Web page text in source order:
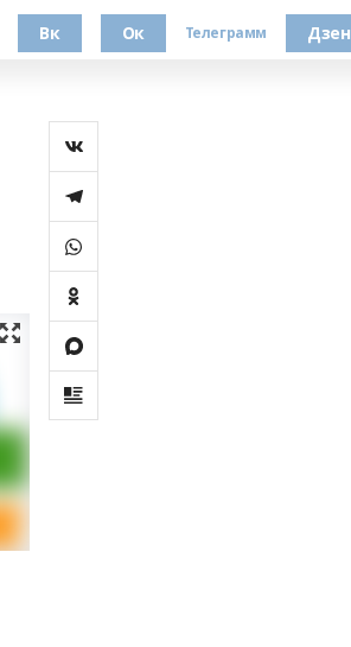
Вк Ок Телеграмм Дзен